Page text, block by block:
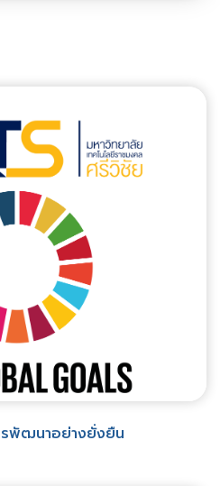
รพัฒนาอย่างยั่งยืน